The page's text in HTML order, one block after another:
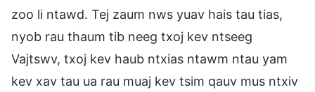
zoo li ntawd. Tej zaum nws yuav hais tau tias,
nyob rau thaum tib neeg txoj kev ntseeg
Vajtswv, txoj kev haub ntxias ntawm ntau yam
kev xav tau ua rau muaj kev tsim qauv mus ntxiv